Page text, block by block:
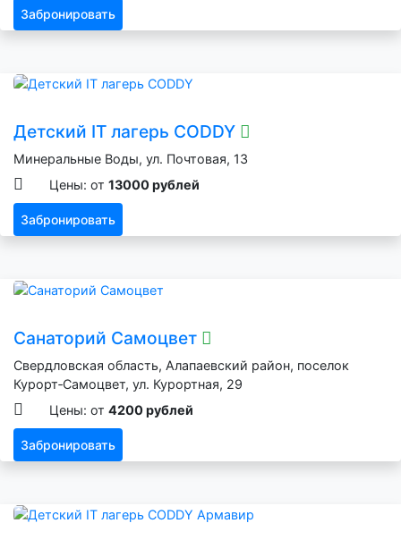
Забронировать
Детский IT лагерь CODDY
Минеральные Воды, ул. Почтовая, 13
Цены: от 13000 рублей
Забронировать
Санаторий Самоцвет
Свердловская область, Алапаевский район, поселок
Курорт‑Самоцвет, ул. Курортная, 29
Цены: от 4200 рублей
Забронировать